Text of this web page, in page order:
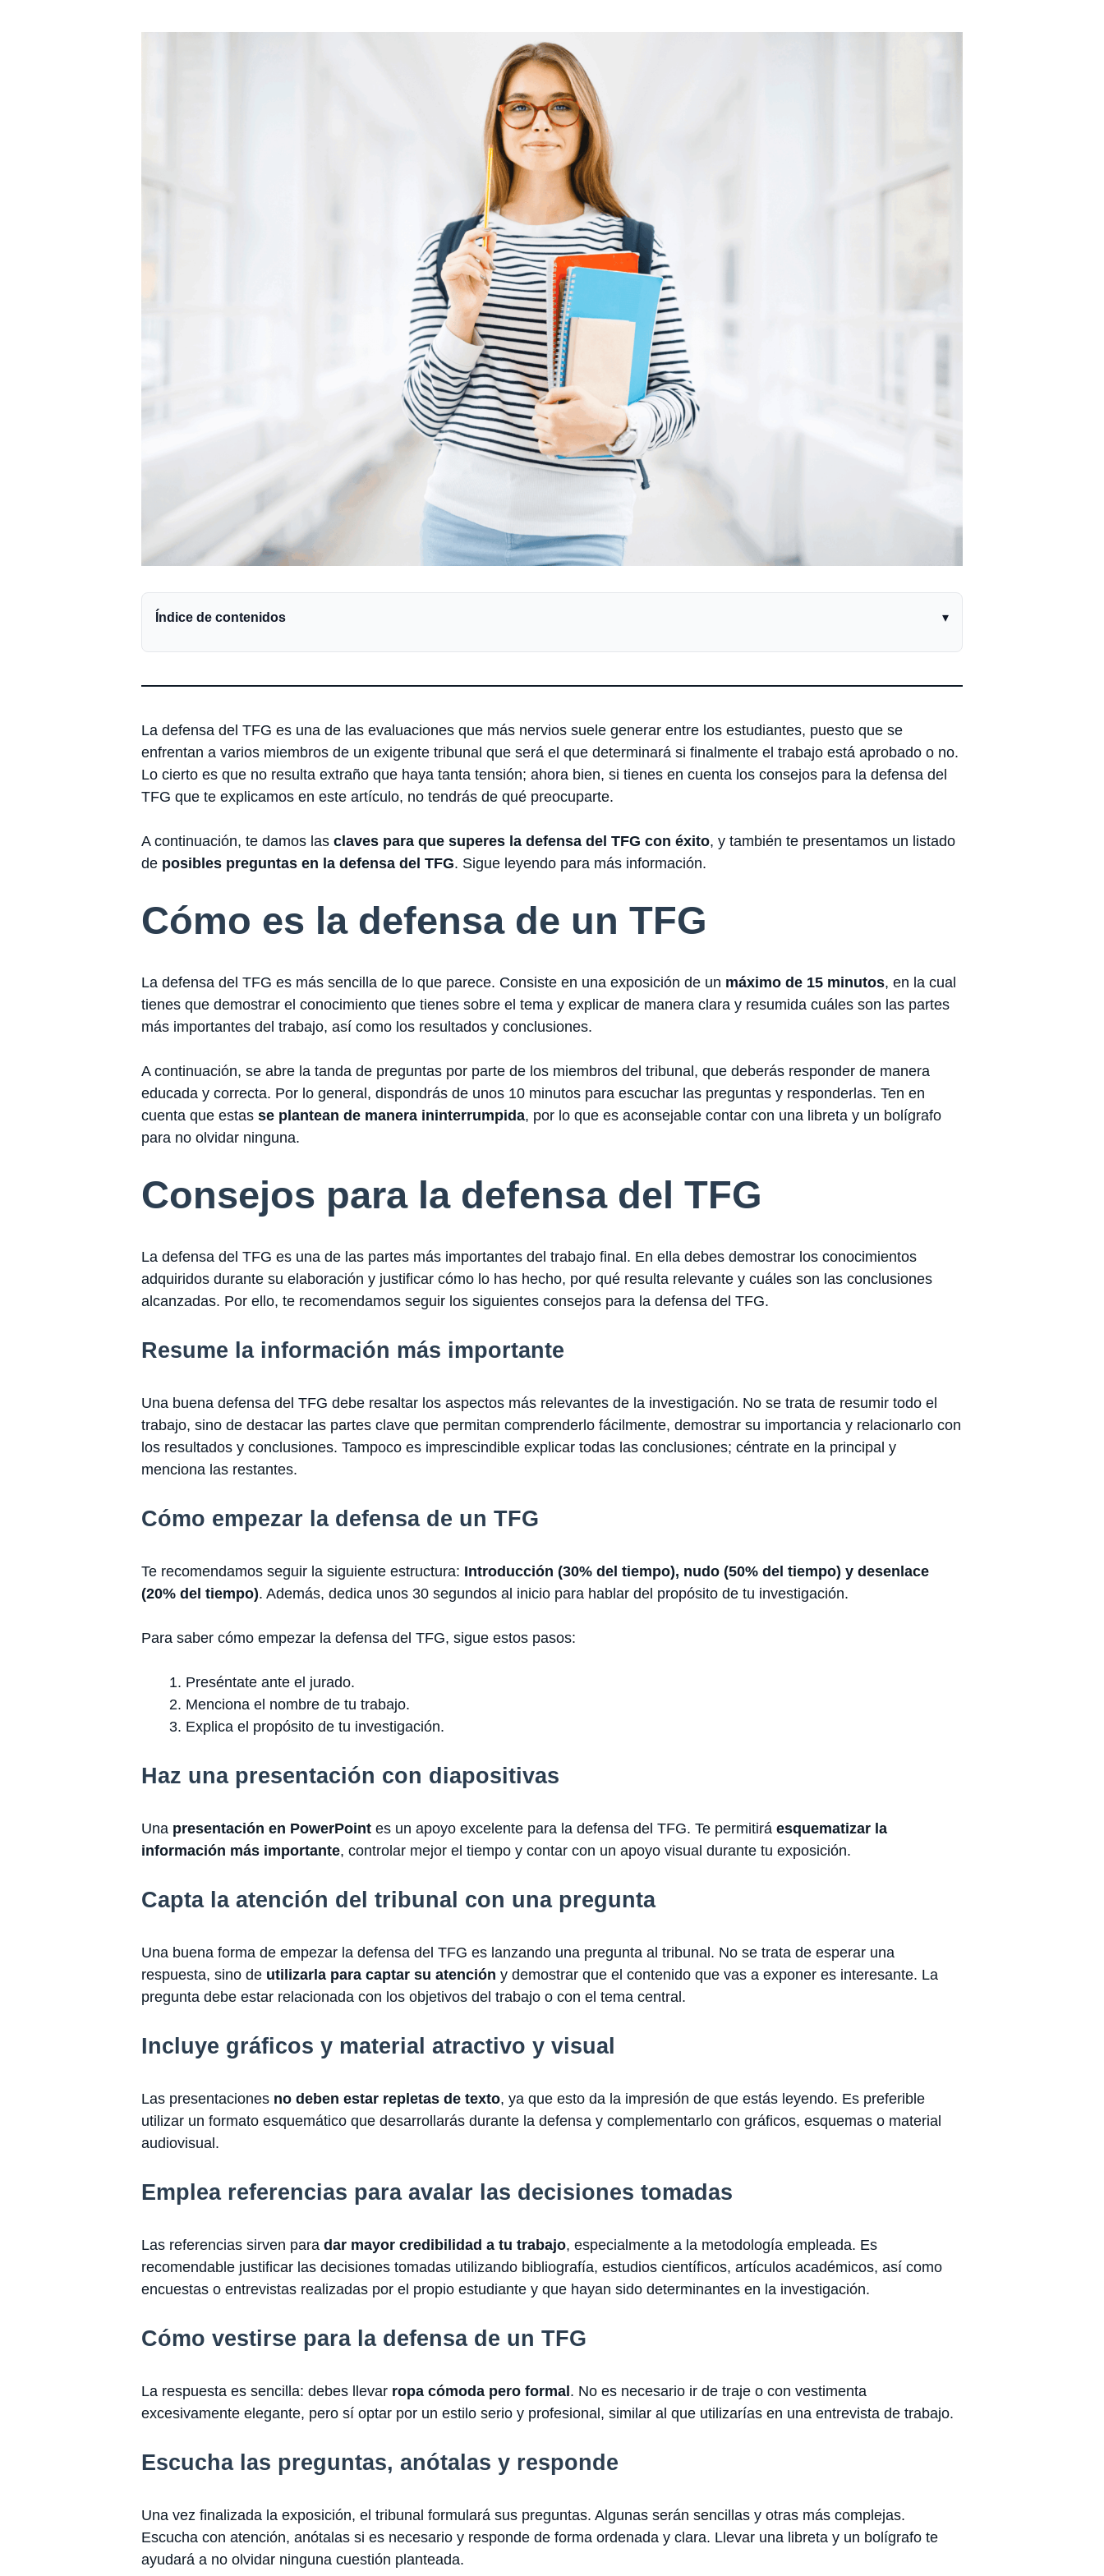
Índice de contenidos ▾
La defensa del TFG es una de las evaluaciones que más nervios suele generar entre los estudiantes, puesto que se
enfrentan a varios miembros de un exigente tribunal que será el que determinará si finalmente el trabajo está aprobado o no.
Lo cierto es que no resulta extraño que haya tanta tensión; ahora bien, si tienes en cuenta los consejos para la defensa del
TFG que te explicamos en este artículo, no tendrás de qué preocuparte.
A continuación, te damos las claves para que superes la defensa del TFG con éxito, y también te presentamos un listado
de posibles preguntas en la defensa del TFG. Sigue leyendo para más información.
Cómo es la defensa de un TFG
La defensa del TFG es más sencilla de lo que parece. Consiste en una exposición de un máximo de 15 minutos, en la cual
tienes que demostrar el conocimiento que tienes sobre el tema y explicar de manera clara y resumida cuáles son las partes
más importantes del trabajo, así como los resultados y conclusiones.
A continuación, se abre la tanda de preguntas por parte de los miembros del tribunal, que deberás responder de manera
educada y correcta. Por lo general, dispondrás de unos 10 minutos para escuchar las preguntas y responderlas. Ten en
cuenta que estas se plantean de manera ininterrumpida, por lo que es aconsejable contar con una libreta y un bolígrafo
para no olvidar ninguna.
Consejos para la defensa del TFG
La defensa del TFG es una de las partes más importantes del trabajo final. En ella debes demostrar los conocimientos
adquiridos durante su elaboración y justificar cómo lo has hecho, por qué resulta relevante y cuáles son las conclusiones
alcanzadas. Por ello, te recomendamos seguir los siguientes consejos para la defensa del TFG.
Resume la información más importante
Una buena defensa del TFG debe resaltar los aspectos más relevantes de la investigación. No se trata de resumir todo el
trabajo, sino de destacar las partes clave que permitan comprenderlo fácilmente, demostrar su importancia y relacionarlo con
los resultados y conclusiones. Tampoco es imprescindible explicar todas las conclusiones; céntrate en la principal y
menciona las restantes.
Cómo empezar la defensa de un TFG
Te recomendamos seguir la siguiente estructura: Introducción (30% del tiempo), nudo (50% del tiempo) y desenlace
(20% del tiempo). Además, dedica unos 30 segundos al inicio para hablar del propósito de tu investigación.
Para saber cómo empezar la defensa del TFG, sigue estos pasos:
Preséntate ante el jurado.
Menciona el nombre de tu trabajo.
Explica el propósito de tu investigación.
Haz una presentación con diapositivas
Una presentación en PowerPoint es un apoyo excelente para la defensa del TFG. Te permitirá esquematizar la
información más importante, controlar mejor el tiempo y contar con un apoyo visual durante tu exposición.
Capta la atención del tribunal con una pregunta
Una buena forma de empezar la defensa del TFG es lanzando una pregunta al tribunal. No se trata de esperar una
respuesta, sino de utilizarla para captar su atención y demostrar que el contenido que vas a exponer es interesante. La
pregunta debe estar relacionada con los objetivos del trabajo o con el tema central.
Incluye gráficos y material atractivo y visual
Las presentaciones no deben estar repletas de texto, ya que esto da la impresión de que estás leyendo. Es preferible
utilizar un formato esquemático que desarrollarás durante la defensa y complementarlo con gráficos, esquemas o material
audiovisual.
Emplea referencias para avalar las decisiones tomadas
Las referencias sirven para dar mayor credibilidad a tu trabajo, especialmente a la metodología empleada. Es
recomendable justificar las decisiones tomadas utilizando bibliografía, estudios científicos, artículos académicos, así como
encuestas o entrevistas realizadas por el propio estudiante y que hayan sido determinantes en la investigación.
Cómo vestirse para la defensa de un TFG
La respuesta es sencilla: debes llevar ropa cómoda pero formal . No es necesario ir de traje o con vestimenta
excesivamente elegante, pero sí optar por un estilo serio y profesional, similar al que utilizarías en una entrevista de trabajo.
Escucha las preguntas, anótalas y responde
Una vez finalizada la exposición, el tribunal formulará sus preguntas. Algunas serán sencillas y otras más complejas.
Escucha con atención, anótalas si es necesario y responde de forma ordenada y clara. Llevar una libreta y un bolígrafo te
ayudará a no olvidar ninguna cuestión planteada.